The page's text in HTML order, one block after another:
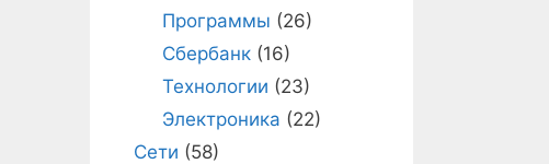
Программы (26)
Сбербанк(16)
Технологии (23)
Электроника (22)
Сети (58)